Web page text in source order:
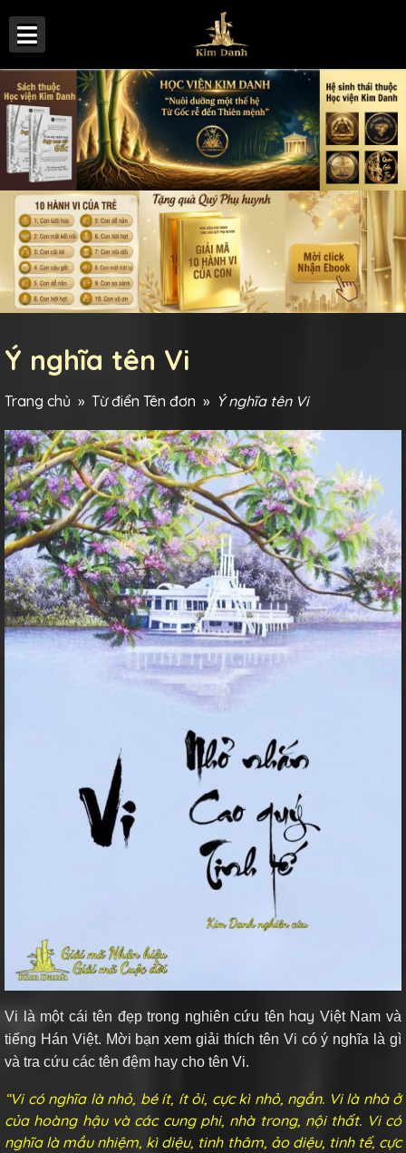
Ý nghĩa tên Vi
Trang chủ » Từ điển Tên đơn » Ý nghĩa tên Vi
Vi là một cái tên đẹp trong nghiên cứu tên hay Việt Nam và
tiếng Hán Việt. Mời bạn xem giải thích tên Vi có ý nghĩa là gì
và tra cứu các tên đệm hay cho tên Vi.
“Vi có nghĩa là nhỏ, bé ít, ít ỏi, cực kì nhỏ, ngắn. Vi là nhà ở
của hoàng hậu và các cung phi, nhà trong, nội thất. Vi có
nghĩa là mầu nhiệm, kì diệu, tinh thâm, ảo diệu, tinh tế, cực